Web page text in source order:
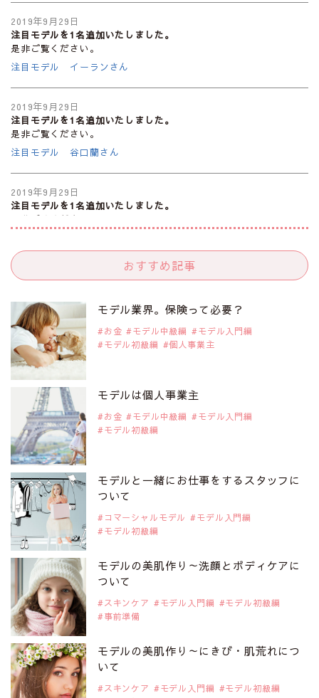
2019年9月29日
注目モデルを1名追加いたしました。
是非ご覧ください。
注目モデル イーランさん
2019年9月29日
注目モデルを1名追加いたしました。
是非ご覧ください。
注目モデル 谷口蘭さん
2019年9月29日
注目モデルを1名追加いたしました。
是非ご覧ください。
2019年9月29日
是非ご覧ください。
注目モデル 松川 来海さん
2019年9月29日
是非ご覧ください。
注目モデル 中条あやみさん
2019年9月29日
注目モデルを1名追加いたしました。
是非ご覧ください。
注目モデル 水原佑果さん
2019年9月29日
注目モデルを1名追加いたしました。
是非ご覧ください。
注目モデル CHIHARUさん
2019年9月29日
注目モデルを1名追加いたしました。
是非ご覧ください。
注目モデル 藤井サチさん
おすすめ記事
モデル業界。保険って必要？
お金 モデル中級編
モデル入門編
モデル初級編
個人事業主
モデルは個人事業主
お金 モデル中級編
モデル入門編
モデル初級編
モデルと一緒にお仕事をするスタッフに
ついて
コマーシャルモデル
モデル入門編
モデル初級編
モデルの美肌作り～洗顔とボディケアに
ついて
スキンケア モデル入門編
モデル初級編
事前準備
モデルの美肌作り～にきび・肌荒れにつ
いて
スキンケア モデル入門編
モデル初級編